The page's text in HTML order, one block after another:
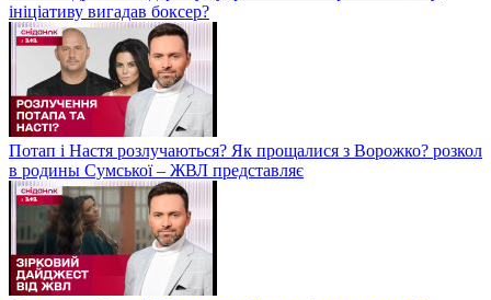
ініціативу вигадав боксер?
Потап і Настя розлучаються? Як прощалися з Ворожко? розкол
в родины Сумської – ЖВЛ представляє